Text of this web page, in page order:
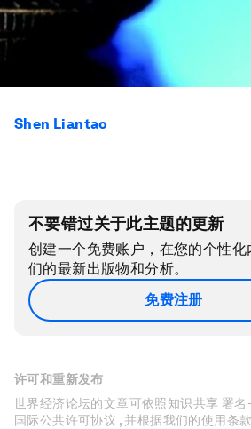
Shen Liantao
不要错过关于此主题的更新
创建一个免费账户，在您的个性
们的最新出版物和分析。
免费注册
许可和重新发布
世界经济论坛的文章可依照知识共享 署
国际公共许可协议 , 并根据我们的使用条